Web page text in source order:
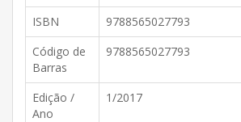
ISBN
9788565027793
Código de
Barras
9788565027793
Edição /
Ano
1/2017